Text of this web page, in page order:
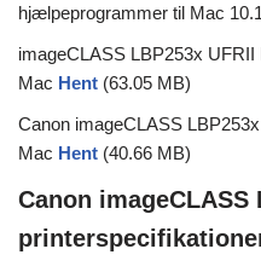
hjælpeprogrammer til Mac
imageCLASS LBP253x
Mac Hent (63.05 MB)
Canon imageCLASS
Mac Hent (40.66 MB)
Canon imageCLASS